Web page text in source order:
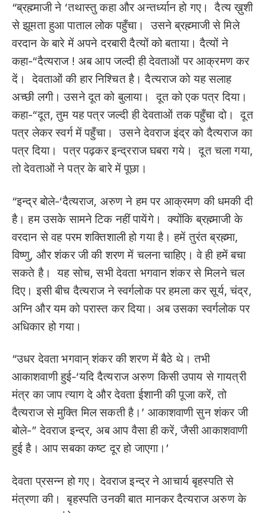
“ब्रह्म्माजी ने ‘तथास्तु कहा और अन्तर्ध्यान हो गए। दैत्य ख़ुशी
से झूमता हुआ पाताल लोक पहुँचा। उसने ब्रह्म्माजी से मिले
वरदान के बारे में अपने दरबारी दैत्यों को बताया। दैत्यों ने
कहा-“दैत्यराज ! अब आप जल्दी ही देवताओं पर आक्रमण कर
दें। देवताओं की हार निश्चित है। दैत्यराज को यह सलाह
अच्छी लगी। उसने दूत को बुलाया। दूत को एक पत्र दिया।
कहा-“दूत, तुम यह पत्र जल्दी ही देवताओं तक पहुँचा दो। दूत
पत्र लेकर स्वर्ग में पहुँचा। उसने देवराज इंद्र को दैत्यराज का
पत्र दिया। पत्र पढ़कर इन्द्रराज घबरा गये। दूत चला गया,
तो देवताओं ने पत्र के बारे में पूछा।
“इन्द्र बोले-‘दैत्यराज, अरुण ने हम पर आक्रमण की धमकी दी
है। हम उसके सामने टिक नहीं पायेंगे। क्योंकि ब्रह्म्माजी के
वरदान से वह परम शक्तिशाली हो गया है। हमें तुरंत ब्रह्म्मा,
विष्णु, और शंकर जी की शरण में चलना चाहिए। वे ही हमें बचा
सकते है। यह सोच, सभी देवता भगवान शंकर से मिलने चल
दिए। इसी बीच दैत्यराज ने स्वर्गलोक पर हमला कर सूर्य, चंद्र,
अग्नि और यम को परास्त कर दिया। अब उसका स्वर्गलोक पर
अधिकार हो गया।
“उधर देवता भगवान् शंकर की शरण में बैठे थे। तभी
आकाशवाणी हुई-‘यदि दैत्यराज अरुण किसी उपाय से गायत्री
मंत्र का जाप त्याग दे और देवता ईशानी की पूजा करें, तो
दैत्यराज से मुक्ति मिल सकती है।’ आकाशवाणी सुन शंकर जी
बोले-” देवराज इन्द्र, अब आप वैसा ही करें, जैसी आकाशवाणी
हुई है। आप सबका कष्ट दूर हो जाएगा।’
देवता प्रसन्न हो गए। देवराज इन्द्र ने आचार्य बृहस्पति से
मंत्रणा की। बृहस्पति उनकी बात मानकर दैत्यराज अरुण के